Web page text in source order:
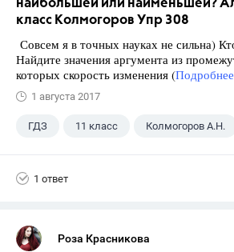
наибольшей или наименьшей?
класс Колмогоров Упр 308
Совсем я в точных науках не сильна)
Найдите значения аргумента из
которых скорость изменения (
1 августа 2017
ГДЗ 11 класс Колмогоров А.Н.
1 ответ
Роза Красникова